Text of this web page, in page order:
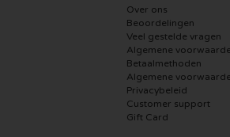
Over ons
Beoordelingen
Veel gestelde vragen
Algemene
Betaalmethoden
Algemene
Privacybeleid
Customer support
Gift Card